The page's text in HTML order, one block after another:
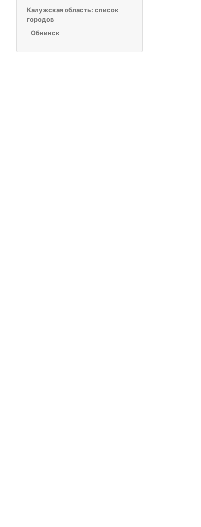
Калужская область: список
городов
Обнинск